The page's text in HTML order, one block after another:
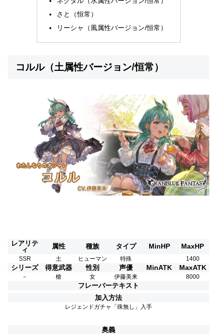
さと（恒常）
リーシャ（風属性バージョン/恒常）
コルル（土属性バージョン/恒常）
レアリテ
ィ
属性 種族 タイプ MinHP MaxHP
SSR 土 ヒューマン 特殊 1400
シリーズ 得意武器 性別 声優 MinATK MaxATK
－ 槍 女 伊藤美来 8000
フレーバーテキスト
加入方法
レジェンドガチャ「殊無し 」入手
奥義